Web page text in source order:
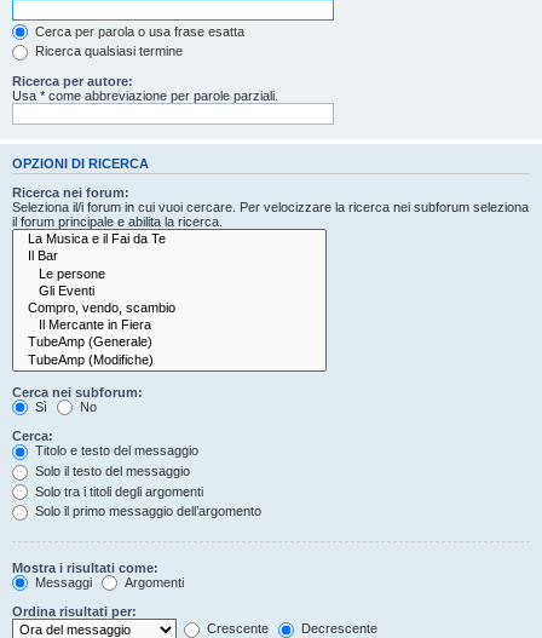
Cerca per parola o usa frase esatta
Ricerca qualsiasi termine
Ricerca per autore:
Usa * come abbreviazione per parole parziali.
OPZIONI DI RICERCA
Ricerca nei forum:
Seleziona il/i forum in cui vuoi cercare. Per velocizzare la ricerca nei subforum seleziona
il forum principale e abilita la ricerca.
Cerca nei subforum:
Sì
No
Cerca:
Titolo e testo del messaggio
Solo il testo del messaggio
Solo tra i titoli degli argomenti
Solo il primo messaggio dell’argomento
Mostra i risultati come:
Messaggi
Argomenti
Ordina risultati per:
Crescente
Decrescente